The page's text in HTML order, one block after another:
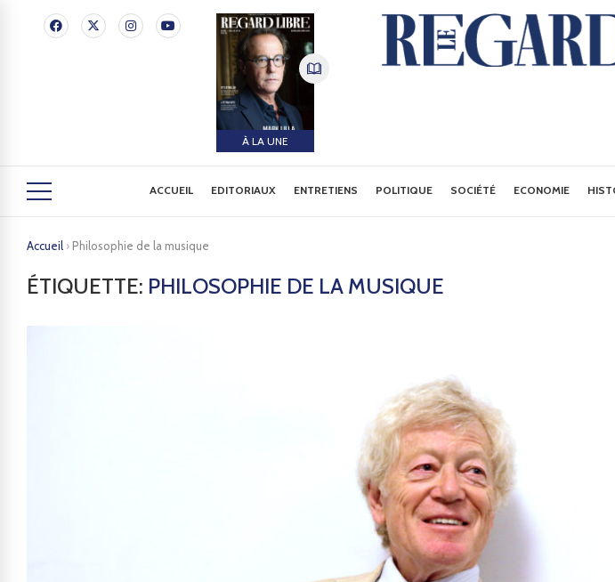
À LA UNE
ACCUEIL EDITORIAUX ENTRETIENS POLITIQUE SOCIÉTÉ ECONOMIE
Accueil › Philosophie de la musique
ÉTIQUETTE: PHILOSOPHIE DE LA MUSIQUE